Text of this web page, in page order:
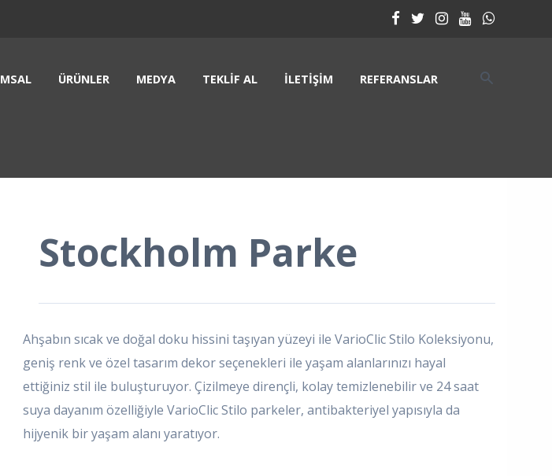
ÜRÜNLER MEDYA TEKLIF AL İLETIŞIM REFERANSLAR
Stockholm Parke
Ahşabın sıcak ve doğal doku hissini taşıyan yüzeyi ile VarioClic Stilo Koleksiyonu,
geniş renk ve özel tasarım dekor seçenekleri ile yaşam alanlarınızı hayal
ettiğiniz stil ile buluşturuyor. Çizilmeye dirençli, kolay temizlenebilir ve 24 saat
suya dayanım özelliğiyle VarioClic Stilo parkeler, antibakteriyel yapısıyla da
hijyenik bir yaşam alanı yaratıyor.